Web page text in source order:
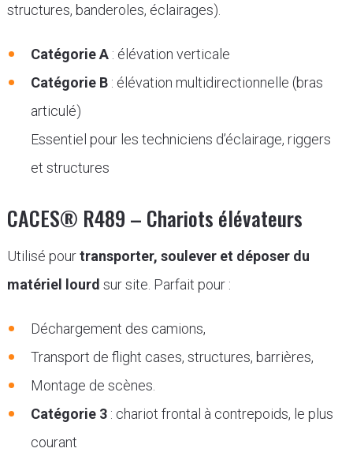
structures, banderoles, éclairages).
Catégorie A: élévation verticale
Catégorie B: élévation multidirectionnelle (bras
articulé)
Essentiel pour les techniciens d’éclairage, riggers
et structures
CACES® R489 – Chariots élévateurs
Utilisé pourtransporter, soulever et déposer du
matériel lourd sur site. Parfait pour :
Déchargement des camions,
Transport de flight cases, structures, barrières,
Montage de scènes.
Catégorie 3: chariot frontal à contrepoids, le plus
courant